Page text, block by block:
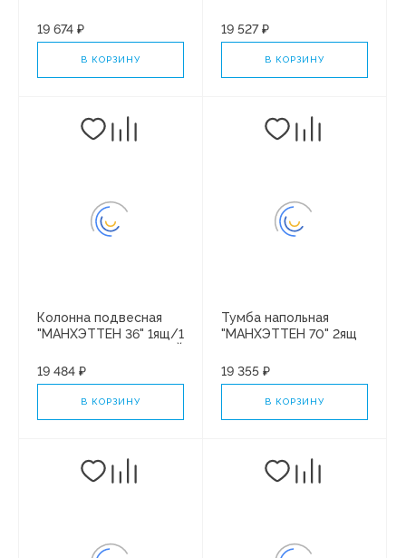
ПЛЮС
19 674 ₽
В КОРЗИНУ
90" PLUS/БЕЛЫЙ
МАТОВЫЙ
19 527 ₽
В КОРЗИНУ
Колонна подвесная
"МАНХЭТТЕН 36" 1ящ/1
МАТОВЫЙ
19 484 ₽
В КОРЗИНУ
Тумба напольная
"МАНХЭТТЕН 70" 2ящ
70" ПЛЮС/БЕЛЫЙ
МАТОВЫЙ
19 355 ₽
В КОРЗИНУ